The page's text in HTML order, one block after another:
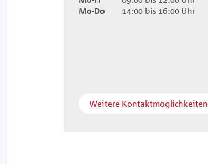
Mo-Do
14:00 bis 16:00 Uhr
Weitere Kontaktmöglichkeiten